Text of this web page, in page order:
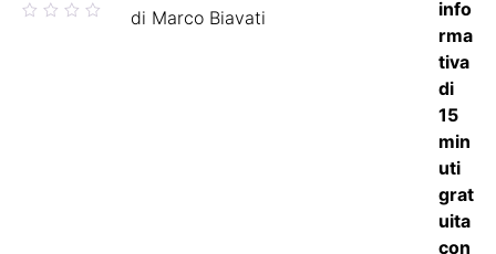
Valutato di Marco Biavati